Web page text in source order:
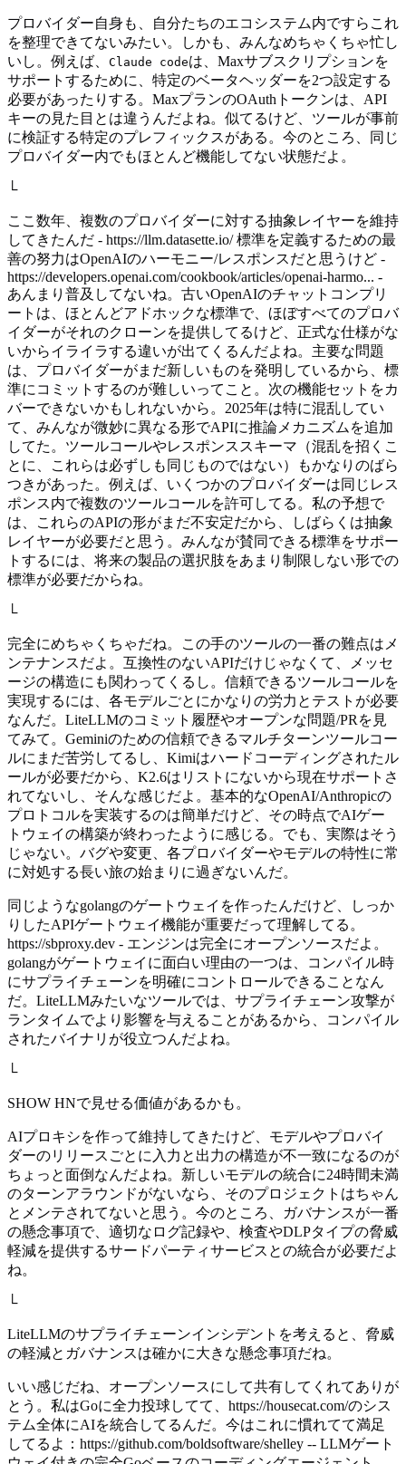
プロバイダー自身も、自分たちのエコシステム内ですらこれ
を整理できてないみたい。しかも、みんなめちゃくちゃ忙し
いし。例えば、 Claude codeは、Maxサブスクリプションを
サポートするために、特定のベータヘッダーを2つ設定する
必要があったりする。MaxプランのOAuthトークンは、API
キーの見た目とは違うんだよね。似てるけど、ツールが事前
に検証する特定のプレフィックスがある。今のところ、同じ
プロバイダー内でもほとんど機能してない状態だよ。
└
ここ数年、複数のプロバイダーに対する抽象レイヤーを維持
してきたんだ - https://llm.datasette.io/ 標準を定義するための最
善の努力はOpenAIのハーモニー/レスポンスだと思うけど -
https://developers.openai.com/cookbook/articles/openai-harmo... -
あんまり普及してないね。古いOpenAIのチャットコンプリ
ートは、ほとんどアドホックな標準で、ほぼすべてのプロバ
イダーがそれのクローンを提供してるけど、正式な仕様がな
いからイライラする違いが出てくるんだよね。主要な問題
は、プロバイダーがまだ新しいものを発明しているから、標
準にコミットするのが難しいってこと。次の機能セットをカ
バーできないかもしれないから。2025年は特に混乱してい
て、みんなが微妙に異なる形でAPIに推論メカニズムを追加
してた。ツールコールやレスポンススキーマ（混乱を招くこ
とに、これらは必ずしも同じものではない）もかなりのばら
つきがあった。例えば、いくつかのプロバイダーは同じレス
ポンス内で複数のツールコールを許可してる。私の予想で
は、これらのAPIの形がまだ不安定だから、しばらくは抽象
レイヤーが必要だと思う。みんなが賛同できる標準をサポー
トするには、将来の製品の選択肢をあまり制限しない形での
標準が必要だからね。
└
完全にめちゃくちゃだね。この手のツールの一番の難点はメ
ンテナンスだよ。互換性のないAPIだけじゃなくて、メッセ
ージの構造にも関わってくるし。信頼できるツールコールを
実現するには、各モデルごとにかなりの労力とテストが必要
なんだ。LiteLLMのコミット履歴やオープンな問題/PRを見
てみて。Geminiのための信頼できるマルチターンツールコー
ルにまだ苦労してるし、Kimiはハードコーディングされたル
ールが必要だから、K2.6はリストにないから現在サポートさ
れてないし、そんな感じだよ。基本的なOpenAI/Anthropicの
プロトコルを実装するのは簡単だけど、その時点でAIゲー
トウェイの構築が終わったように感じる。でも、実際はそう
じゃない。バグや変更、各プロバイダーやモデルの特性に常
に対処する長い旅の始まりに過ぎないんだ。
同じようなgolangのゲートウェイを作ったんだけど、しっか
りしたAPIゲートウェイ機能が重要だって理解してる。
https://sbproxy.dev - エンジンは完全にオープンソースだよ。
golangがゲートウェイに面白い理由の一つは、コンパイル時
にサプライチェーンを明確にコントロールできることなん
だ。LiteLLMみたいなツールでは、サプライチェーン攻撃が
ランタイムでより影響を与えることがあるから、コンパイル
されたバイナリが役立つんだよね。
└
SHOW HNで見せる価値があるかも。
AIプロキシを作って維持してきたけど、モデルやプロバイ
ダーのリリースごとに入力と出力の構造が不一致になるのが
ちょっと面倒なんだよね。新しいモデルの統合に24時間未満
のターンアラウンドがないなら、そのプロジェクトはちゃん
とメンテされてないと思う。今のところ、ガバナンスが一番
の懸念事項で、適切なログ記録や、検査やDLPタイプの脅威
軽減を提供するサードパーティサービスとの統合が必要だよ
ね。
└
LiteLLMのサプライチェーンインシデントを考えると、脅威
の軽減とガバナンスは確かに大きな懸念事項だね。
いい感じだね、オープンソースにして共有してくれてありが
とう。私はGoに全力投球してて、https://housecat.com/のシス
テム全体にAIを統合してるんだ。今はこれに慣れてて満足
してるよ：https://github.com/boldsoftware/shelley -- LLMゲート